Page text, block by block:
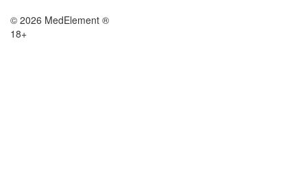
© 2026 MedElement ®
18+